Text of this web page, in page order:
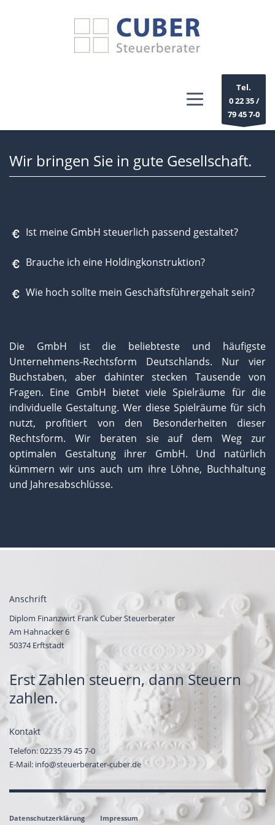
Tel.
0 22 35 /
79 45 7-0
Wir bringen Sie in gute Gesellschaft.
Ist meine GmbH steuerlich passend gestaltet?
Brauche ich eine Holdingkonstruktion?
Wie hoch sollte mein Geschäftsführergehalt sein?
Die GmbH ist die beliebteste und häufigste
Unternehmens-Rechtsform Deutschlands. Nur vier
Buchstaben, aber dahinter stecken Tausende von
Fragen. Eine GmbH bietet viele Spielräume für die
individuelle Gestaltung. Wer diese Spielräume für sich
nutzt, profitiert von den Besonderheiten dieser
Rechtsform. Wir beraten sie auf dem Weg zur
optimalen Gestaltung ihrer GmbH. Und natürlich
kümmern wir uns auch um ihre Löhne, Buchhaltung
und Jahresabschlüsse.
Anschrift
Diplom Finanzwirt Frank Cuber Steuerberater
Am Hahnacker 6
50374 Erftstadt
Erst Zahlen steuern, dann Steuern
zahlen.
Kontakt
Telefon:02235 79 45 7-0
E-Mail: info@steuerberater-cuber.de
Datenschutzerklärung Impressum